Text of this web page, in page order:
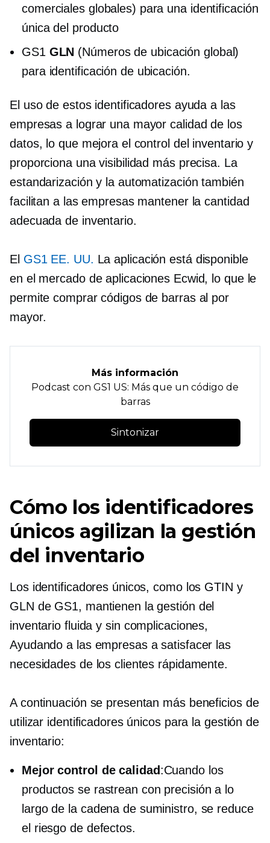
comerciales globales) para una identificación
única del producto
GS1 GLN (Números de ubicación global)
para identificación de ubicación.
El uso de estos identificadores ayuda a las
empresas a lograr una mayor calidad de los
datos, lo que mejora el control del inventario y
proporciona una visibilidad más precisa. La
estandarización y la automatización también
facilitan a las empresas mantener la cantidad
adecuada de inventario.
El GS1 EE. UU. La aplicación está disponible
en el mercado de aplicaciones Ecwid, lo que le
permite comprar códigos de barras al por
mayor.
Más información
Podcast con GS1 US: Más que un código de
barras
Sintonizar
Cómo los identificadores
únicos agilizan la gestión
del inventario
Los identificadores únicos, como los GTIN y
GLN de GS1, mantienen la gestión del
inventario fluida y sin complicaciones,
Ayudando a las empresas a satisfacer las
necesidades de los clientes rápidamente.
A continuación se presentan más beneficios de
utilizar identificadores únicos para la gestión de
inventario:
Mejor control de calidad:Cuando los
productos se rastrean con precisión a lo
largo de la cadena de suministro, se reduce
el riesgo de defectos.